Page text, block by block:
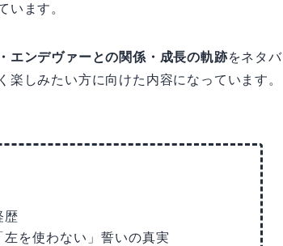
います。
エンデヴァーとの関係・成長の軌跡をネタバ
しみたい方に向けた内容になっています。
歴
を使わない」誓いの真実